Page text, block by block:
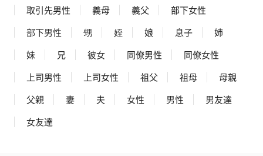
リラックスグッズを同梱してお届けします。
かき氷入浴剤4点セット
取引先男性
義母 義父
部下女性
部下男性
甥 姪 娘 息子
姉
妹
兄 彼女 同僚男性
同僚女性
上司男性
上司女性 祖父 祖母
母親
父親
妻 夫 女性 男性
男友達
女友達